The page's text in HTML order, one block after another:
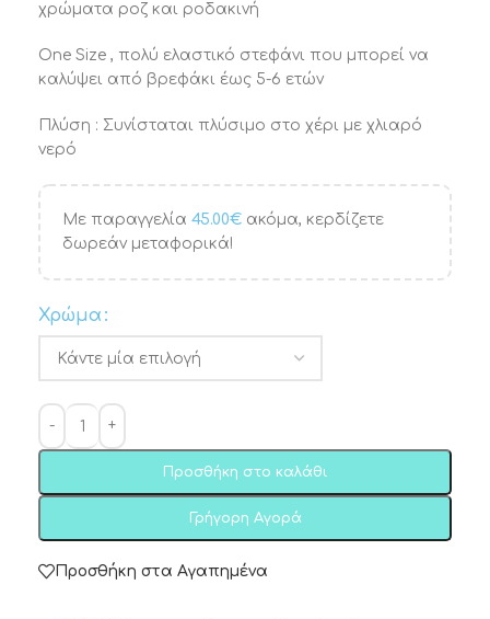
χρώματα ροζ και ροδακινή
One Size , πολύ ελαστικό στεφάνι που μπορεί να
καλύψει από βρεφάκι έως 5-6 ετών
Πλύση : Συνίσταται πλύσιμο στο χέρι με χλιαρό
νερό
Με παραγγελία 45.00€ ακόμα, κερδίζετε
δωρεάν μεταφορικά!
Χρώμα
Προσθήκη στο καλάθι
Γρήγορη Αγορά
Προσθήκη στα Αγαπημένα